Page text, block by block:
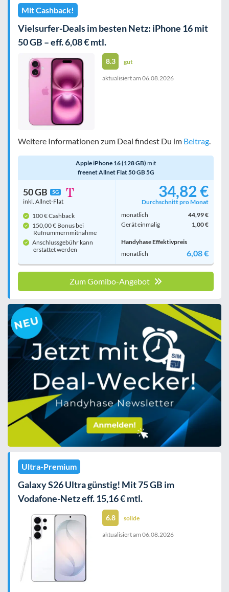
Mit Cashback!
Vielsurfer-Deals im besten Netz: iPhone 16 mit
50 GB – eff. 6,08 € mtl.
8.3 gut
aktualisiert am 06.08.2026
Weitere Informationen zum Deal findest Du im Beitrag.
Apple iPhone 16 (128 GB) mit
freenet Allnet Flat 50 GB 5G
50 GB 5G
inkl. Allnet-Flat
100 € Cashback
150,00 € Bonus bei
Rufnummern­mitnahme
Anschlussgebühr kann
erstattet werden
34,82 €
Durchschnitt pro Monat
monatlich
44,99 €
Gerät einmalig
1,00 €
Handyhase Effektivpreis
monatlich
6,08 €
Zum Gomibo-Angebot
Ultra-Premium
Galaxy S26 Ultra günstig! Mit 75 GB im
Vodafone-Netz eff. 15,16 € mtl.
6.8 solide
aktualisiert am 06.08.2026